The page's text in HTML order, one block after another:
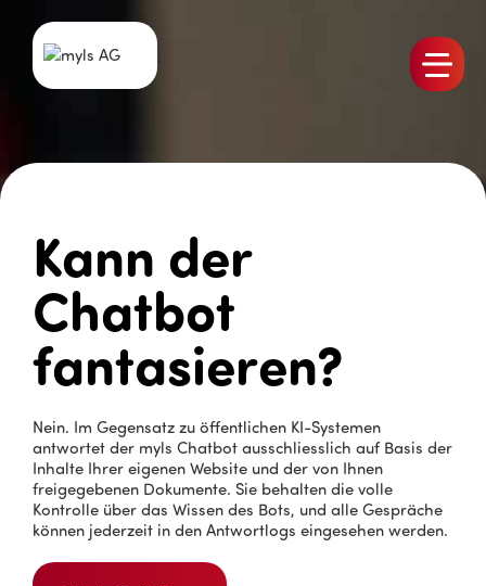
Produkte
Referenzen
Kontakt
Kann der
Chatbot
fantasieren?
Nein. Im Gegensatz zu öffentlichen KI-Systemen
antwortet der myls Chatbot ausschliesslich auf Basis der
Inhalte Ihrer eigenen Website und der von Ihnen
freigegebenen Dokumente. Sie behalten die volle
Kontrolle über das Wissen des Bots, und alle Gespräche
können jederzeit in den Antwortlogs eingesehen werden.